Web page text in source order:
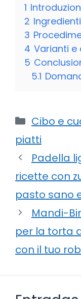
1
2 Ingredienti
3
4 Varianti
5
5.1
Cibo e
piatti
Padella
ricette con
pasto sano
Mandi-
per la torta
con il tuo